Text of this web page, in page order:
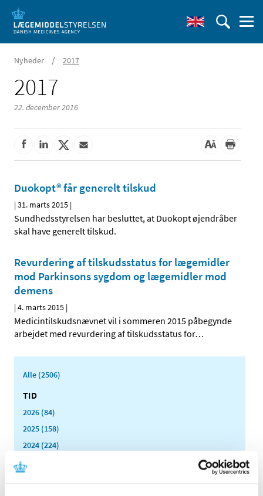
Nyheder / 2017
2017
22. december 2016
Duokopt® får generelt tilskud
|31. marts 2015 |
Sundhedsstyrelsen har besluttet, at Duokopt øjendråber
skal have generelt tilskud.
Revurdering af tilskudsstatus for lægemidler
mod Parkinsons sygdom og lægemidler mod
demens
|4. marts 2015 |
Medicintilskudsnævnet vil i sommeren 2015 påbegynde
arbejdet med revurdering af tilskudsstatus for…
Alle (2506)
TID
2026 (84)
2025 (158)
2024 (224)